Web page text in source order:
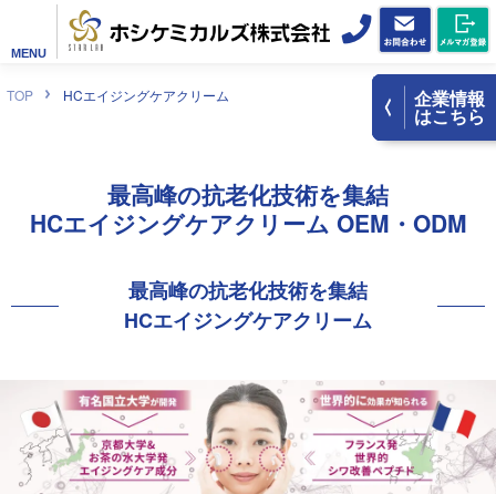
MENU
企業情報
はこちら
TOP HCエイジングケアクリーム
最高峰の抗老化技術を集結
HCエイジングケアクリーム OEM・ODM
最高峰の抗老化技術を集結
HCエイジングケアクリーム